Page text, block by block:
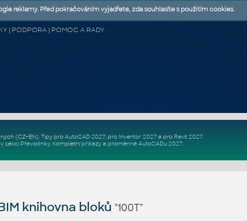
| PODPORA | POMOC A RADY
(CZ+EN). Tipy pro AutoCAD 2027, pro Inventor 2027a pro Revit 2027.
sekci Převodníky. Kompletní příkazya proměnné AutoCADu 2027.
knihovna bloků "100T"
reklamy. Před pokračováním vyjadřete, zda souhlasíte s použitím cookies.